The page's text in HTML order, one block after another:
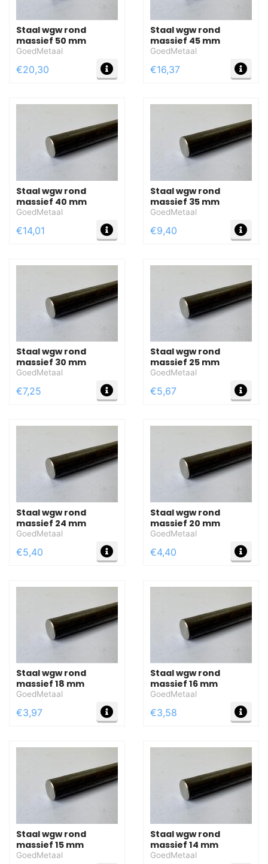
Staal wgw rond
massief 50 mm
GoedMetaal
€20,30 MEER INFO
Staal wgw rond
massief 45 mm
GoedMetaal
€16,37
Staal wgw rond
massief 40 mm
GoedMetaal
€14,01 MEER INFO
Staal wgw rond
massief 35 mm
GoedMetaal
€9,40
Staal wgw rond
massief 30 mm
GoedMetaal
€7,25 MEER INFO
Staal wgw rond
massief 25 mm
GoedMetaal
€5,67
Staal wgw rond
massief 24 mm
GoedMetaal
€5,40 MEER INFO
Staal wgw rond
massief 20 mm
GoedMetaal
€4,40
Staal wgw rond
massief 18 mm
GoedMetaal
€3,97 MEER INFO
Staal wgw rond
massief 16 mm
GoedMetaal
€3,58
Staal wgw rond
massief 15 mm
GoedMetaal
Staal wgw rond
massief 14 mm
GoedMetaal